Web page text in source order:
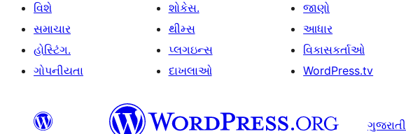
વિશે
સમાચાર
હોસ્ટિંગ.
ગોપનીયતા
શોકેસ.
થીમ્સ
પ્લગઇન્સ
દાખલાઓ
જાણો
આધાર
વિકાસકર્તાઓ
WordPress.tv
ગુજરાતી